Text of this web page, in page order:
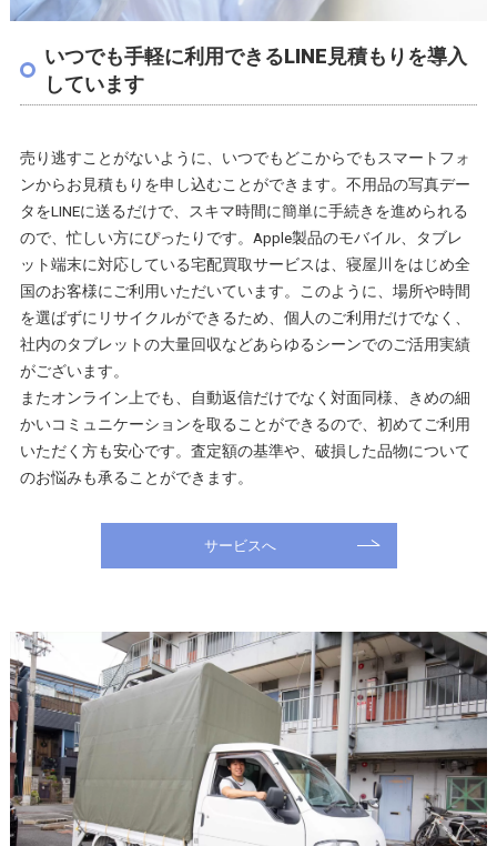
いつでも手軽に利用できるLINE見積もりを導入
しています
売り逃すことがないように、いつでもどこからでもスマートフォ
ンからお見積もりを申し込むことができます。不用品の写真デー
タをLINEに送るだけで、スキマ時間に簡単に手続きを進められる
ので、忙しい方にぴったりです。Apple製品のモバイル、タブレ
ット端末に対応している宅配買取サービスは、寝屋川をはじめ全
国のお客様にご利用いただいています。このように、場所や時間
を選ばずにリサイクルができるため、個人のご利用だけでなく、
社内のタブレットの大量回収などあらゆるシーンでのご活用実績
がございます。
またオンライン上でも、自動返信だけでなく対面同様、きめの細
かいコミュニケーションを取ることができるので、初めてご利用
いただく方も安心です。査定額の基準や、破損した品物について
のお悩みも承ることができます。
サービスへ